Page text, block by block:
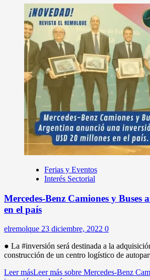
Ferias y Eventos
Interés Sectorial
Mercedes-Benz Camiones y Buses
en el país
elremolque 23 diciembre, 2022 0
● La #inversión será destinada a la
construcción de un centro logístico de
Leer másLeer más sobre Mercedes-Benz